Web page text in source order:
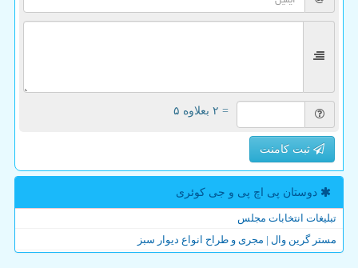
= ۲ بعلاوه ۵
ثبت کامنت
دوستان پی اچ پی و جی كوئری
تبلیغات انتخابات مجلس
مستر گرین وال | مجری و طراح انواع دیوار سبز